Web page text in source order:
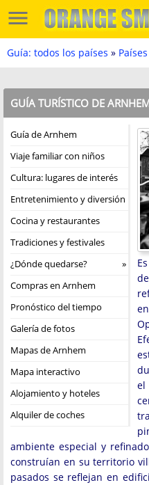
Guía: todos los países »
GUÍA TURÍSTICO DE
Guía de Arnhem
Viaje familiar con niños
Cultura: lugares de interés
Entretenimiento y diversión
Cocina y restaurantes
Tradiciones y festivales
¿Dónde quedarse?
Compras en Arnhem
Pronóstico del tiempo
Galería de fotos
Mapas de Arnhem
Mapa interactivo
Alojamiento y hoteles
Alquiler de coches
ambiente especial y
construían en su territorio
pasados se reflejan en